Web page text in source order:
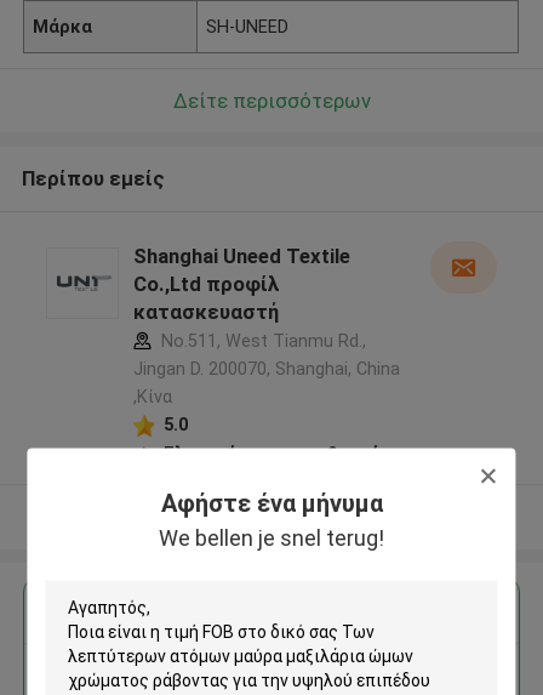
Αφήστε ένα μήνυμα
We bellen je snel terug!
Μάρκα SH-UNEED
Δείτε περισσότερων
Περίπου εμείς
Shanghai Uneed Textile
Co.,Ltd προφίλ
κατασκευαστή
No.511, West Tianmu Rd.,
Jingan D. 200070, Shanghai, China
,Κίνα
5.0
Ελεγχμένος προμηθευτής
Δείτε περισσότερων
Αποκτήστε την καλύτερη τιμή για
Των λεπτύτερων ατόμων